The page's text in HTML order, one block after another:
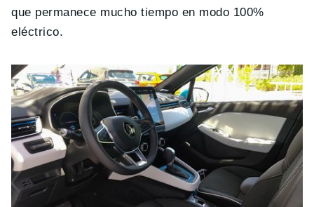
que permanece mucho tiempo en modo 100%
eléctrico.